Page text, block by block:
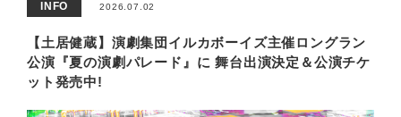
INFO 2026.07.02
【土居健蔵】演劇集団イルカボーイズ主催ロングラン
公演『夏の演劇パレード』に 舞台出演決定＆公演チケ
ット発売中!